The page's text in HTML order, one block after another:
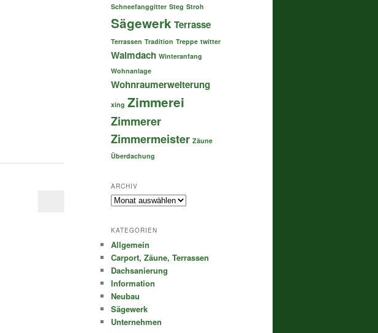
Schneefanggitter Steg Stroh
Sägewerk Terrasse
Terrassen Tradition Treppe twitter
Walmdach Winteranfang
Wohnanlage
Wohnraumerweiterung
xing Zimmerei
Zimmerer
Zimmermeister Zäune
Überdachung
ARCHIV
Archiv
KATEGORIEN
Allgemein
Carport, Zäune, Terrassen
Dachsanierung
Information
Neubau
Sägewerk
Unternehmen